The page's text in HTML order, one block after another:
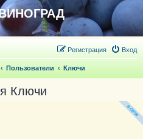
Вход
Регистрация
Пользователи Ключи
Ключи